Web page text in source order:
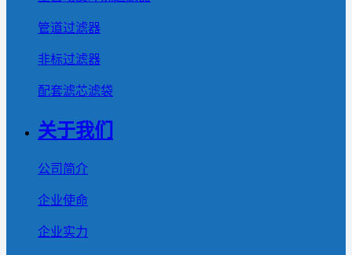
管道过滤器
非标过滤器
配套滤芯滤袋
关于我们
公司简介
企业使命
企业实力